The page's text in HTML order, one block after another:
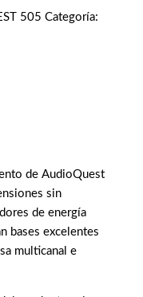
505 Categoría:
de AudioQuest
sin
de energía
bases excelentes
multicanal e